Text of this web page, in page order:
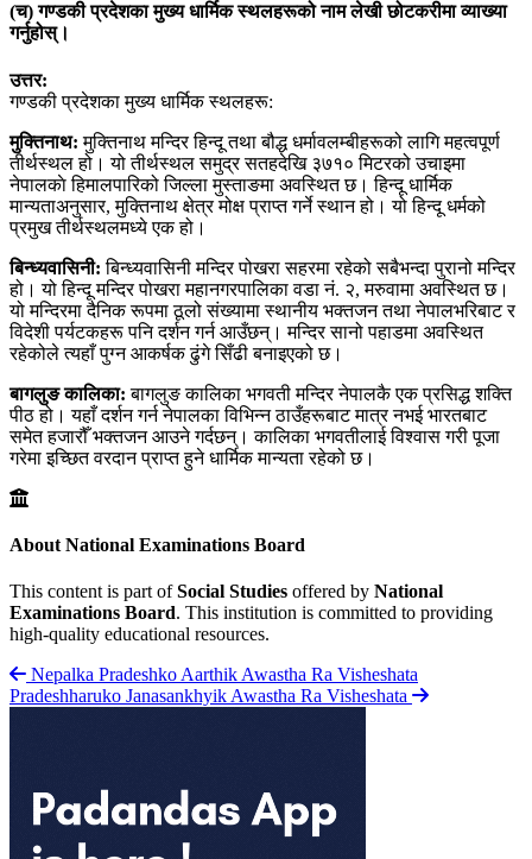
(च) गण्डकी प्रदेशका मुख्य धार्मिक स्थलहरूको नाम लेखी छोटकरीमा व्याख्या
गर्नुहोस्।
उत्तर:
गण्डकी प्रदेशका मुख्य धार्मिक स्थलहरू:
मुक्तिनाथ: मुक्तिनाथ मन्दिर हिन्दू तथा बौद्ध धर्मावलम्बीहरूको लागि महत्वपूर्ण
तीर्थस्थल हो। यो तीर्थस्थल समुद्र सतहदेखि ३७१० मिटरको उचाइमा
नेपालकाे हिमालपारिको जिल्ला मुस्ताङमा अवस्थित छ। हिन्दू धार्मिक
मान्यताअनुसार, मुक्तिनाथ क्षेत्र मोक्ष प्राप्त गर्ने स्थान हो। यो हिन्दू धर्मको
प्रमुख तीर्थस्थलमध्ये एक हो।
बिन्ध्यवासिनी: बिन्ध्यवासिनी मन्दिर पोखरा सहरमा रहेको सबैभन्दा पुरानो मन्दिर
हो। यो हिन्दू मन्दिर पोखरा महानगरपालिका वडा नं. २, मरुवामा अवस्थित छ।
यो मन्दिरमा दैनिक रूपमा ठूलो संख्यामा स्थानीय भक्तजन तथा नेपालभरिबाट र
विदेशी पर्यटकहरू पनि दर्शन गर्न आउँछन्। मन्दिर सानो पहाडमा अवस्थित
रहेकोले त्यहाँ पुग्न आकर्षक ढुंगे सिँढी बनाइएको छ।
बागलुङ कालिका: बागलुङ कालिका भगवती मन्दिर नेपालकै एक प्रसिद्ध शक्ति
पीठ हो। यहाँ दर्शन गर्न नेपालका विभिन्न ठाउँहरूबाट मात्र नभई भारतबाट
समेत हजारौँ भक्तजन आउने गर्दछन्। कालिका भगवतीलाई विश्वास गरी पूजा
गरेमा इच्छित वरदान प्राप्त हुने धार्मिक मान्यता रहेको छ।
About National Examinations Board
This content is part ofSocial Studies offered by National
Examinations Board. This institution is committed to providing
high-quality educational resources.
Nepalka Pradeshko Aarthik Awastha Ra Visheshata
Pradeshharuko Janasankhyik Awastha Ra Visheshata